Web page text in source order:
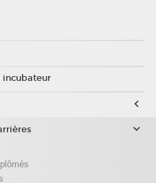
incubateur